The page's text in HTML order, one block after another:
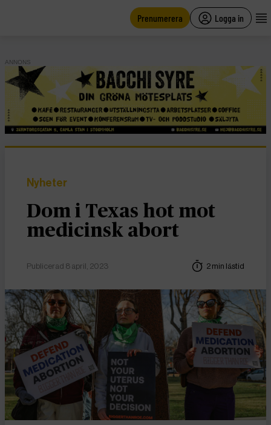
Prenumerera Logga in
ANNONS
Nyheter
Dom i Texas hot mot
medicinsk abort
Publicerad 8 april, 2023 2 min lästid